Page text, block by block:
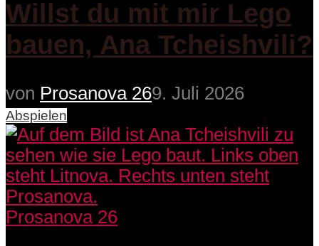
Willst du mit mir Lego
bauen, Ana Tcheishvili?
von Prosanova 269. Juli 2026
Abspielen
Prosanova 26